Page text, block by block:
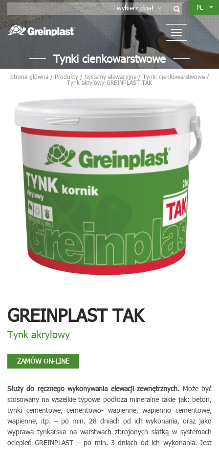
wybierz dział PL
Tynki cienkowarstwowe
Strona główna/ Produkty/ Systemy elewacyjne/ Tynki cienkowarstwowe/
Tynk akrylowy GREINPLAST TAK
GREINPLAST TAK
Tynk akrylowy
ZAMÓW ON-LINE
Służy do ręcznego wykonywania elewacji zewnętrznych. Może być
stosowany na wszelkie typowe podłoża mineralne takie jak: beton,
tynki cementowe, cementowo- wapienne, wapienno cementowe,
wapienne, itp. – po min. 28 dniach od ich wykonania, oraz jako
wyprawa tynkarska na warstwach zbrojonych siatką w systemach
ociepleń GREINPLAST – po min. 3 dniach od ich wykonania. Jest